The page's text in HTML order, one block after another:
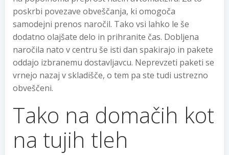
poskrbi povezave obveščanja, ki omogoča
samodejni prenos naročil. Tako vsi lahko le še
dodatno olajšate delo in prihranite čas. Dobljena
naročila nato v centru še isti dan spakirajo in pakete
oddajo izbranemu dostavljavcu. Neprevzeti paketi se
vrnejo nazaj v skladišče, o tem pa ste tudi ustrezno
obveščeni.
Tako na domačih kot
na tujih tleh